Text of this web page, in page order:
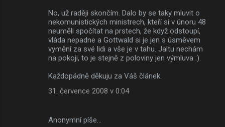
No, už raději skončím. Dalo by se taky mluvit o
nekomunistických ministrech, kteří si v únoru 48
neuměli spočítat na prstech, že když odstoupí,
vláda nepadne a Gottwald si je jen s úsměvem
vymění za své lidi a vše je v tahu. Jaltu nechám
na pokoji, to je stejně z poloviny jen výmluva :).
Každopádně děkuju za Váš článek.
31. července 2008 v 0:04
Anonymní píše…